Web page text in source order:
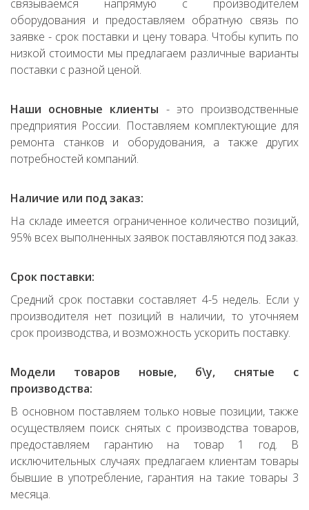
связываемся напрямую с производителем
оборудования и предоставляем обратную связь по
заявке - срок поставки и цену товара. Чтобы купить по
низкой стоимости мы предлагаем различные варианты
поставки с разной ценой.
Наши основные клиенты - это производственные
предприятия России. Поставляем комплектующие для
ремонта станков и оборудования, а также других
потребностей компаний.
Наличие или под заказ:
На складе имеется ограниченное количество позиций,
95% всех выполненных заявок поставляются под заказ.
Срок поставки:
Средний срок поставки составляет 4-5 недель. Если у
производителя нет позиций в наличии, то уточняем
срок производства, и возможность ускорить поставку.
Модели товаров новые, б\у, снятые с
производства:
В основном поставляем только новые позиции, также
осуществляем поиск снятых с производства товаров,
предоставляем гарантию на товар 1 год. В
исключительных случаях предлагаем клиентам товары
бывшие в употребление, гарантия на такие товары 3
месяца.